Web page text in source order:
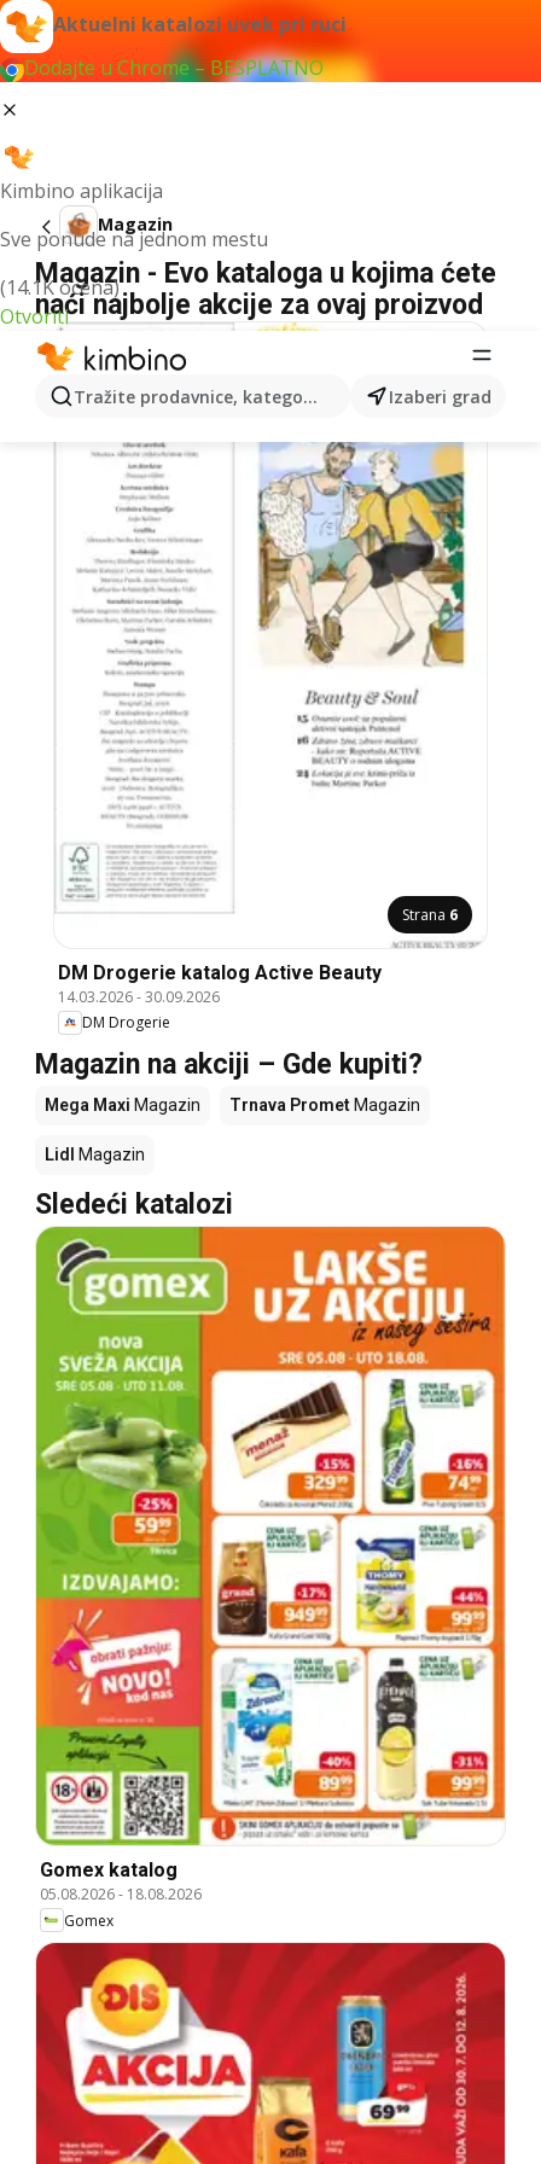
Aktuelni katalozi uvek pri ruci
Dodajte u Chrome – BESPLATNO
Kimbino aplikacija
Sve ponude na jednom mestu
(14.1K ocena)
Otvoriti
Tražite prodavnice, kategorije, proizvode...Izaberi grad
Magazin
Magazin - Evo kataloga u kojima ćete
naći najbolje akcije za ovaj proizvod
Strana 6
DM Drogerie katalog Active Beauty
14.03.2026-30.09.2026
DM Drogerie
Magazin na akciji – Gde kupiti?
Mega Maxi Magazin Trnava PrometMagazin
Lidl Magazin
Sledeći katalozi
Gomex katalog
05.08.2026- 18.08.2026
Gomex